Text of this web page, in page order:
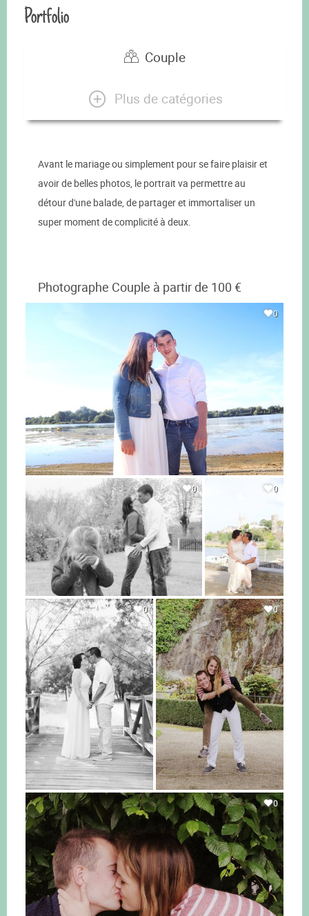
Portfolio
Couple
Plus de catégories
Avant le mariage ou simplement pour se faire plaisir et
avoir de belles photos, le portrait va permettre au
détour d'une balade, de partager et immortaliser un
super moment de complicité à deux.
Photographe Couple à partir de 100 €
0
0 0
0 0
0